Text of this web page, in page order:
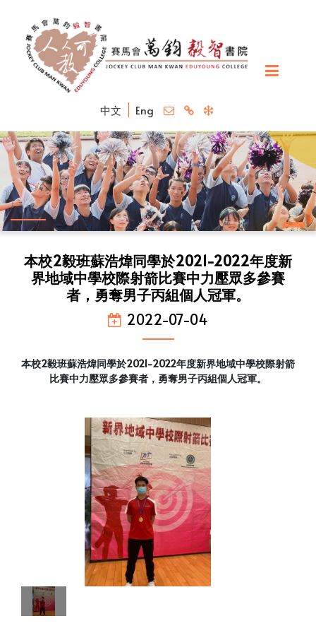
中文 Eng
本校2毅班蘇浩煒同學於2021-2022年度新
界地域中學校際射箭比賽中力壓眾多參賽
者，勇奪男子丙組個人冠軍。
2022-07-04
本校2毅班蘇浩煒同學於2021-2022年度新界地域中學校際射箭
比賽中力壓眾多參賽者，勇奪男子丙組個人冠軍。